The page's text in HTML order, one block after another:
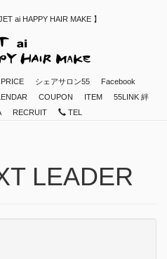
ai HAPPY HAIR MAKE 】
PRICE シェアサロン55
Facebook
COUPON ITEM
55LINK 絆
RECRUIT TEL
LEADER